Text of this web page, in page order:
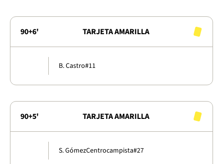
90+6' TARJETA AMARILLA
B. Castro#11
90+5' TARJETA AMARILLA
S. GómezCentrocampista#27